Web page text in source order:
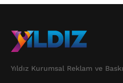
Yıldız Kurumsal Reklam ve